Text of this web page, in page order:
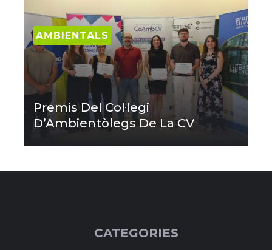
AMBIENTALS
Premis Del Col·legi
D’Ambientòlegs De La CV
CATEGORIES